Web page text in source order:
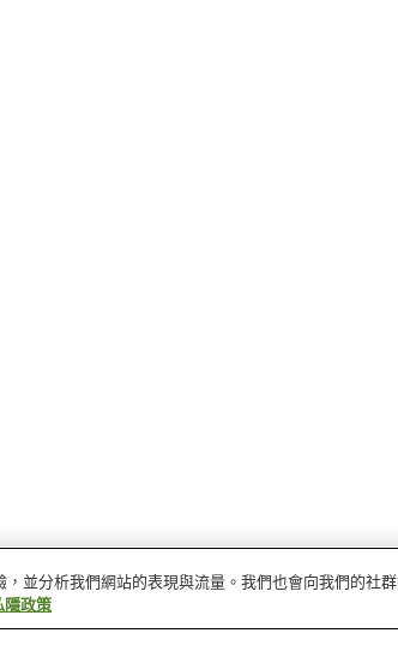
並分析我們網站的表現與流量。我們也會向我們的社
隱政策